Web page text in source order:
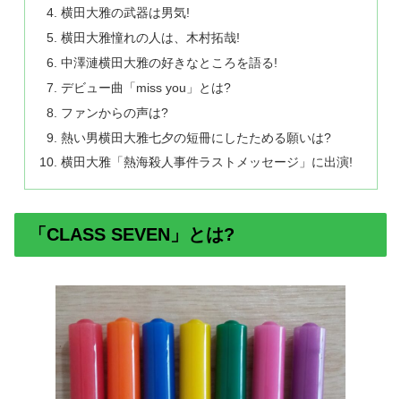
横田大雅の武器は男気!
横田大雅憧れの人は、木村拓哉!
中澤漣横田大雅の好きなところを語る!
デビュー曲「miss you」とは?
ファンからの声は?
熱い男横田大雅七夕の短冊にしたためる願いは?
横田大雅「熱海殺人事件ラストメッセージ」に出演!
「CLASS SEVEN」とは?